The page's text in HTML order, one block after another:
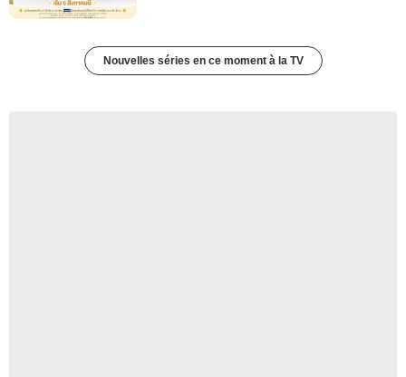
Nouvelles séries en ce moment à la TV